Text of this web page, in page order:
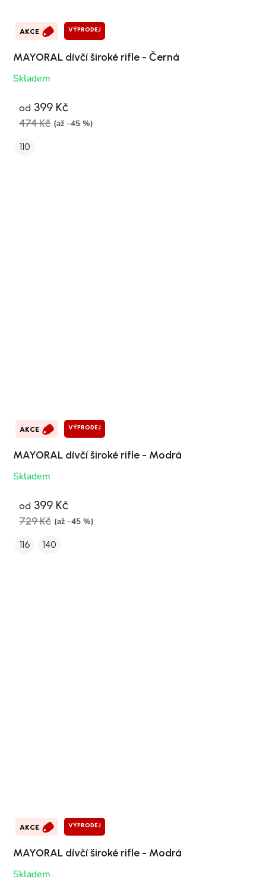
AKCE VÝPRODEJ
MAYORAL dívčí široké rifle - Černá
Skladem
od 399 Kč
474 Kč (až –45 %)
110
AKCE VÝPRODEJ
MAYORAL dívčí široké rifle - Modrá
Skladem
od 399 Kč
729 Kč (až –45 %)
116 140
AKCE VÝPRODEJ
MAYORAL dívčí široké rifle - Modrá
Skladem